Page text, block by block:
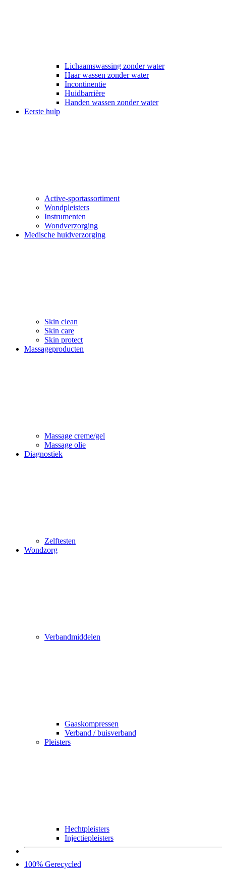
Lichaamswassing zonder water
Haar wassen zonder water
Incontinentie
Huidbarrière
Handen wassen zonder water
Eerste hulp
Active-sportassortiment
Wondpleisters
Instrumenten
Wondverzorging
Medische huidverzorging
Skin clean
Skin care
Skin protect
Massageproducten
Massage creme/gel
Massage olie
Diagnostiek
Zelftesten
Wondzorg
Verbandmiddelen
Gaaskompressen
Verband / buisverband
Pleisters
Hechtpleisters
Injectiepleisters
100% Gerecycled